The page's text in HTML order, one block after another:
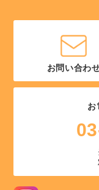
お
お問い合わ